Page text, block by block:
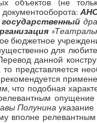
объектов (не
документооборота:
государственный
бюджетное
для
данной
представляется
что подобная
Полунина
вполне релевантным